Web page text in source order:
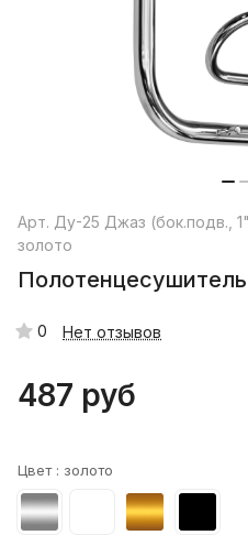
Арт. Ду-25 Джаз (бок.подв.,
золото
0 Нет отзывов
487 руб
Цвет : золото